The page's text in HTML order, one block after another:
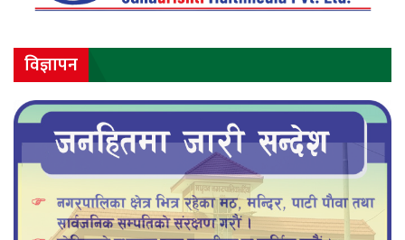
विज्ञापन